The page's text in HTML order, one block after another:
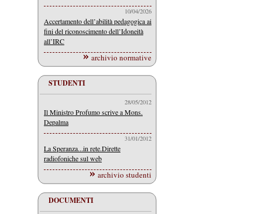
10/04/2026
Accertamento dell’abilità pedagogica ai
fini del riconoscimento dell’Idoneità
all’IRC
archivio normative
STUDENTI
28/05/2012
Il Ministro Profumo scrive a Mons.
Depalma
31/01/2012
La Speranza...in rete.Dirette
radiofoniche sul web
archivio studenti
DOCUMENTI